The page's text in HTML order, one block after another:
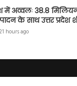
में अव्वलः 38.8
के साथ उत्तर प्रदेश
hours ago